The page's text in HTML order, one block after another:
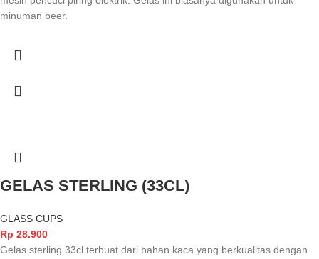
minuman beer.
GELAS STERLING (33CL)
GLASS CUPS
Rp 28.900
Gelas sterling 33cl terbuat dari bahan kaca yang berkualitas dengan